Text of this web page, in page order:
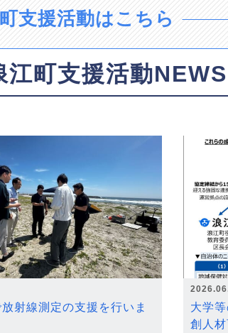
支援活動はこちら
江町支援活動NEWS
射線測定の支援を行いま
大学
創人